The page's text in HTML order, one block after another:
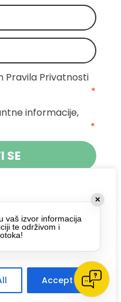
browsing experience,
and analyze our
consent to our use
Accept All
Pravila Privatnosti
*
informacije,
*
SE
za
Otoka te se
✕
vaš izvor informacija
te održivom i